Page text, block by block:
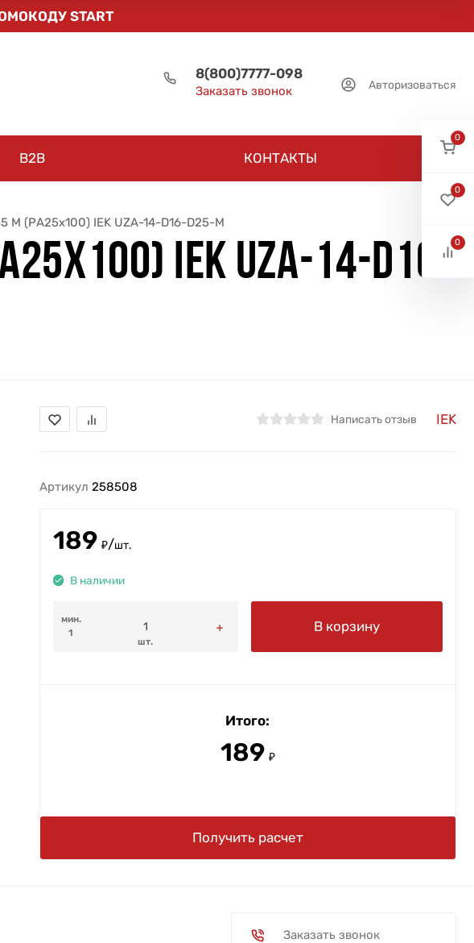
START
8(800)7777-098
Заказать звонок Авторизоваться
B2B КОНТАКТЫ
М (РА25х100) IEK UZA-14-D16-D25-M
IEK UZA-14-D16-
Написать отзыв IEK
Артикул 258508
189 ₽/шт.
В наличии
мин.
1
шт.
В корзину
Итого:
189 ₽
Получить расчет
Заказать звонок
0
0
0